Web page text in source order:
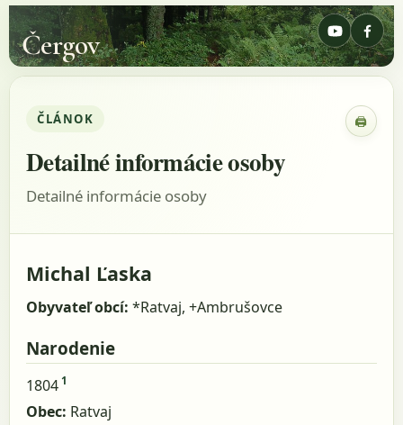
Čergov
ČLÁNOK 🖨
Detailné informácie osoby
Detailné informácie osoby
Michal Ľaska
Obyvateľ obcí: *Ratvaj, +Ambrušovce
Narodenie
1804 1
Obec: Ratvaj